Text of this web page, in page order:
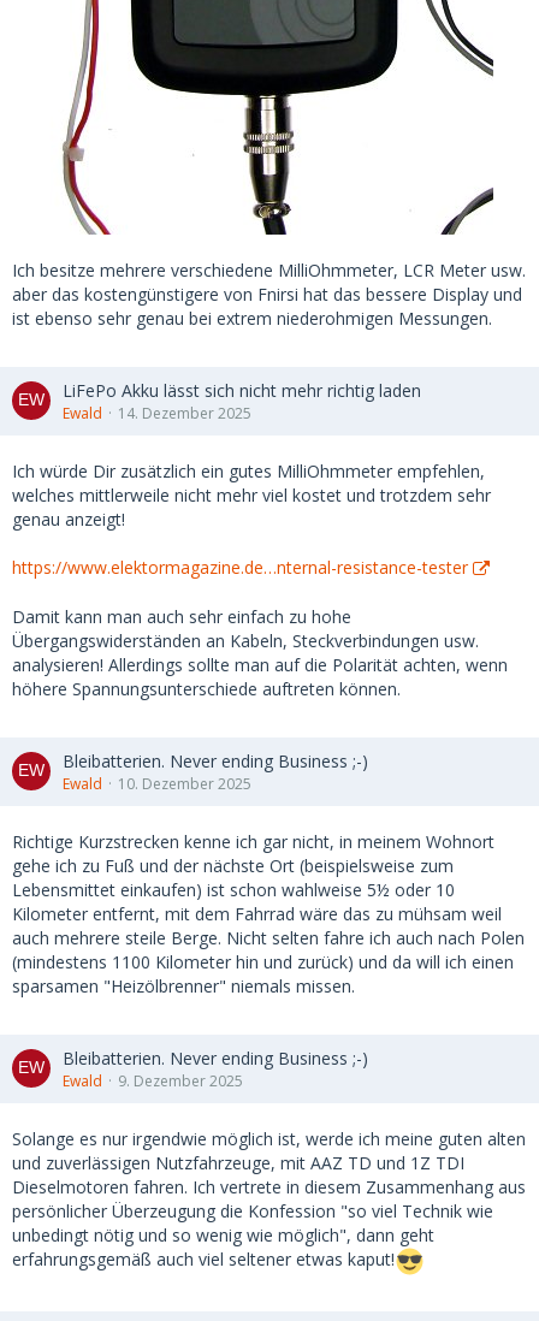
Ich besitze mehrere verschiedene MilliOhmmeter, LCR Meter usw.
aber das kostengünstigere von Fnirsi hat das bessere Display und
ist ebenso sehr genau bei extrem niederohmigen Messungen.
LiFePo Akku lässt sich nicht mehr richtig laden
Ewald 14. Dezember 2025
Ich würde Dir zusätzlich ein gutes MilliOhmmeter empfehlen,
welches mittlerweile nicht mehr viel kostet und trotzdem sehr
genau anzeigt!
https://www.elektormagazine.de…nternal-resistance-tester
Damit kann man auch sehr einfach zu hohe
Übergangswiderständen an Kabeln, Steckverbindungen usw.
analysieren! Allerdings sollte man auf die Polarität achten, wenn
höhere Spannungsunterschiede auftreten können.
Bleibatterien. Never ending Business ;-)
Ewald 10. Dezember 2025
Richtige Kurzstrecken kenne ich gar nicht, in meinem Wohnort
gehe ich zu Fuß und der nächste Ort (beispielsweise zum
Lebensmittet einkaufen) ist schon wahlweise 5½ oder 10
Kilometer entfernt, mit dem Fahrrad wäre das zu mühsam weil
auch mehrere steile Berge. Nicht selten fahre ich auch nach Polen
(mindestens 1100 Kilometer hin und zurück) und da will ich einen
sparsamen "Heizölbrenner" niemals missen.
Bleibatterien. Never ending Business ;-)
Ewald 9. Dezember 2025
Solange es nur irgendwie möglich ist, werde ich meine guten alten
und zuverlässigen Nutzfahrzeuge, mit AAZ TD und 1Z TDI
Dieselmotoren fahren. Ich vertrete in diesem Zusammenhang aus
persönlicher Überzeugung die Konfession "so viel Technik wie
unbedingt nötig und so wenig wie möglich", dann geht
erfahrungsgemäß auch viel seltener etwas kaput!